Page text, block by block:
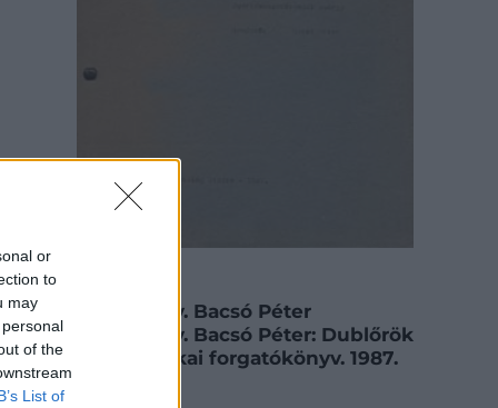
or
to
may
of the
List of
510. tétel:
Filmforgatókönyv. Bacsó Péter
Filmforgatókönyv. Bacsó Péter: Dublőrök
éjszakája. Technikai forgatókönyv. 1987.